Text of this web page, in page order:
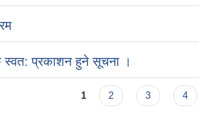
प्रकाशन हुने सूचना ।
1 2 3 4